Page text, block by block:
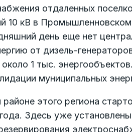
отдаленных
10 кВ в
день еще нет
от дизель-
1 тыс.
муниципальных
этого региона
Здесь уже